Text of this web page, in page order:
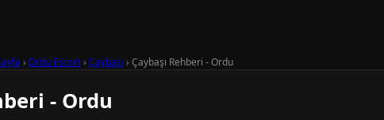
› Ordu Escort› Çaybaşı › Çaybaşı Rehberi - Ordu
- Ordu